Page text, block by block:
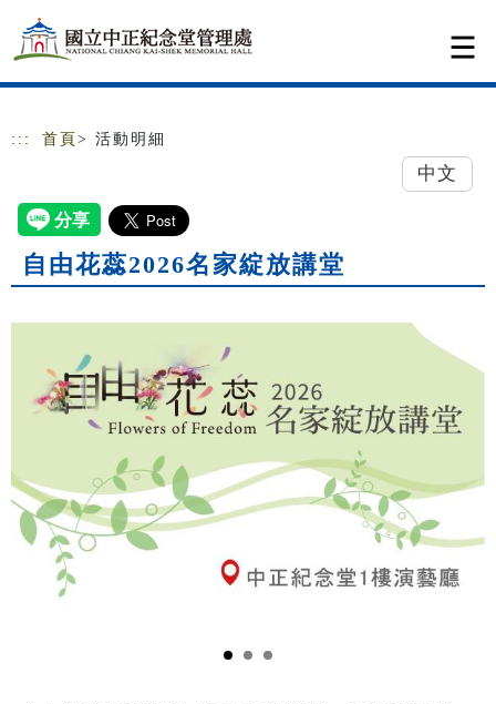
跳到主要內容
網站導覽
::: 首頁 > 活動明細
中文
自由花蕊2026名家綻放講堂